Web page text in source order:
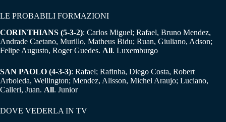
LE PROBABILI FORMAZIONI
CORINTHIANS (5-3-2): Carlos Miguel; Rafael, Bruno Mendez,
Andrade Caetano, Murillo, Matheus Bidu; Ruan, Giuliano, Adson;
Felipe Augusto, Roger Guedes. All. Luxemburgo
SAN PAOLO (4-3-3): Rafael; Rafinha, Diego Costa, Robert
Arboleda, Wellington; Mendez, Alisson, Michel Araujo; Luciano,
Calleri, Juan. All. Junior
DOVE VEDERLA IN TV